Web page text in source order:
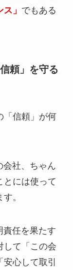
」 でもある
頼」を守る
「信頼」が何
会社、ちゃん
とには使って
。
責任を果たす
して「この会
心して取引